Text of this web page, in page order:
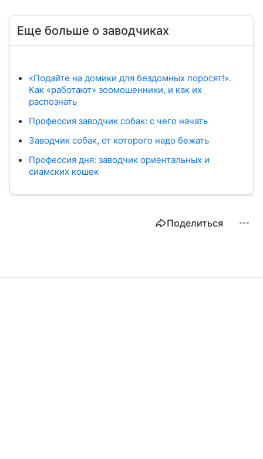
Еще больше о заводчиках
«Подайте на домики для бездомных поросят!».
Как «работают» зоомошенники, и как их
распознать
Профессия заводчик собак: с чего начать
Заводчик собак, от которого надо бежать
Профессия дня: заводчик ориентальных и
сиамских кошек
Поделиться